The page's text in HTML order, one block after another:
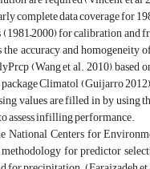
complete data coverage for
(1981–2000) for calibration
accuracy and
(Wang et al. 2010),
Climatol (Guijarro
values are filled in by using
assess infilling performance.
Centers for
for predictor